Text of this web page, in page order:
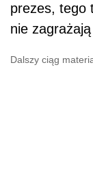
prezes, tego
nie
Dalszy ciąg